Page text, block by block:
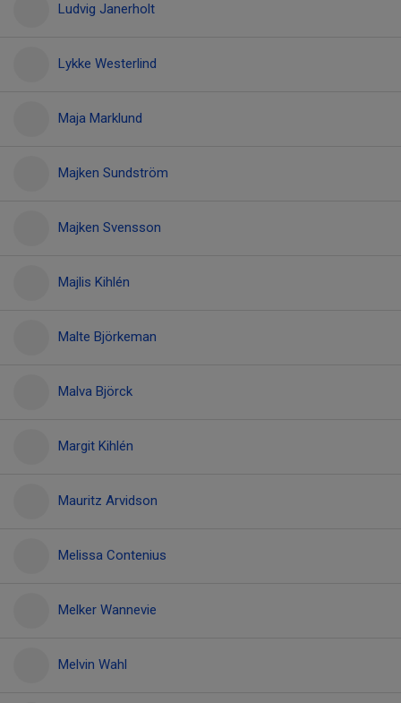
Ludvig Janerholt
Lykke Westerlind
Maja Marklund
Majken Sundström
Majken Svensson
Majlis Kihlén
Malte Björkeman
Malva Björck
Margit Kihlén
Mauritz Arvidson
Melissa Contenius
Melker Wannevie
Melvin Wahl